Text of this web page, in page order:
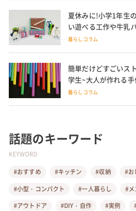
夏休みに!小学1年生
い遊べる工作や牛乳
暮らしコラム
簡単だけどすごいス
学生~大人が作れる
暮らしコラム
話題のキーワード
KEYWORD
#おすすめ
#キッチン #収納
#お
#小型・コンパクト
#一人暮らし
#メ
#アウトドア
#DIY・自作 #実例